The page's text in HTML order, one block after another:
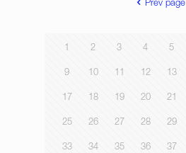
Prev page
1 2 3 4 5
9 10 11 12 13
17 18 19 20 21
25 26 27 28 29
33 34 35 36 37